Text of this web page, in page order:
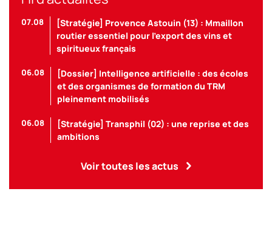
07.08
[Stratégie] Provence Astouin (13) : Mmaillon
routier essentiel pour l’export des vins et
spiritueux français
06.08
[Dossier] Intelligence artificielle : des écoles
et des organismes de formation du TRM
pleinement mobilisés
06.08
[Stratégie] Transphil (02) : une reprise et des
ambitions
Voir toutes les actus